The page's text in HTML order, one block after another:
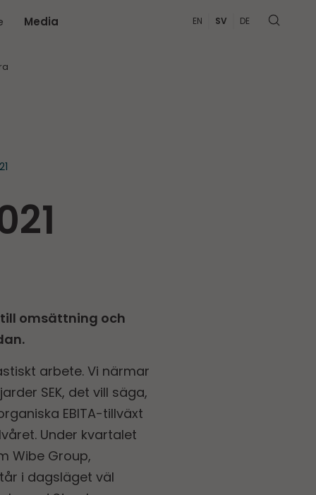
Media EN SV DE
omsättning och
arbete. Vi närmar
SEK, det vill säga,
EBITA-tillväxt
Under kvartalet
Wibe Group,
i dagsläget väl